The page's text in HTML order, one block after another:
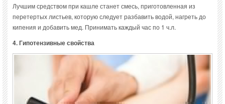
Лучшим средством при кашле станет смесь, приготовленная из
перетертых листьев, которую следует разбавить водой, нагреть до
кипения и добавить мед. Принимать каждый час по 1 ч.л.
4. Гипотензивные свойства